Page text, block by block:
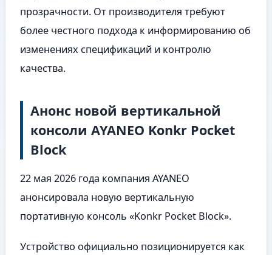
прозрачности. От производителя требуют
более честного подхода к информированию об
изменениях спецификаций и контролю
качества.
Анонс новой вертикальной
консоли AYANEO Konkr Pocket
Block
22 мая 2026 года компания AYANEO
анонсировала новую вертикальную
портативную консоль «Konkr Pocket Block».
Устройство официально позиционируется как